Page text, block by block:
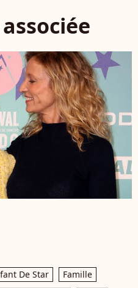
De Star
Famille